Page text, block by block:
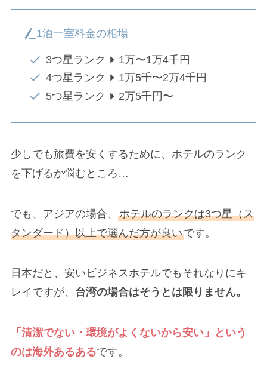
1泊一室料金の相場
3つ星ランク
1万〜1万4千円
4つ星ランク
1万5千〜2万4千円
5つ星ランク
2万5千円〜
少しでも旅費を安くするために、ホテルのランク
を下げるか悩むところ…
でも、アジアの場合、 ホテルのランクは3つ星（ス
タンダード）以上で選んだ方が良いです。
日本だと、安いビジネスホテルでもそれなりにキ
レイですが、 台湾の場合はそうとは限りません。
「清潔でない・環境がよくないから安い」という
のは海外あるあるです。